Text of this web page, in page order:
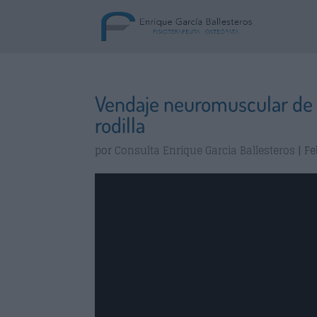
Vendaje neuromuscular
rodilla
por Consulta Enrique Garcia Ballesteros |